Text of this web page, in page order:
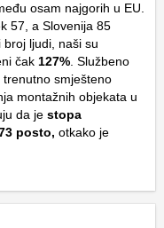
osam najgorih u EU.
57, a Slovenija 85
ljudi, naši su
čak 127%. Službeno
trenutno smješteno
montažnih objekata u
da je stopa
posto, otkako je